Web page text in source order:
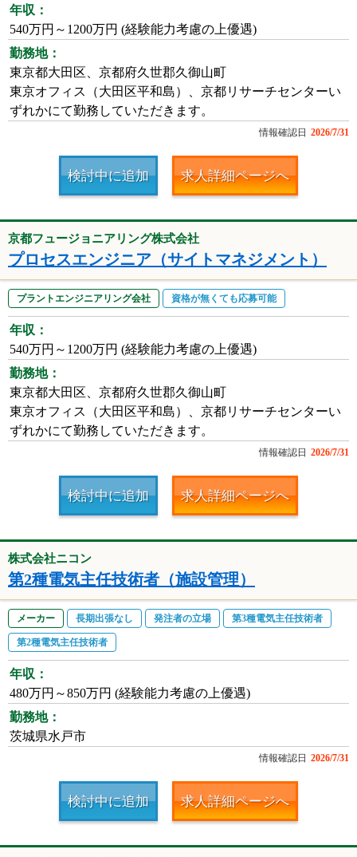
年収：
540万円～1200万円 (経験能力考慮の上優遇)
勤務地：
東京都大田区、京都府久世郡久御山町
東京オフィス（大田区平和島）、京都リサーチセンターい
ずれかにて勤務していただきます。
情報確認日 2026/7/31
検討中に追加 求人詳細ページへ
京都フュージョニアリング株式会社
プロセスエンジニア（サイトマネジメント）
プラントエンジニアリング会社 資格が無くても応募可能
年収：
540万円～1200万円 (経験能力考慮の上優遇)
勤務地：
東京都大田区、京都府久世郡久御山町
東京オフィス（大田区平和島）、京都リサーチセンターい
ずれかにて勤務していただきます。
情報確認日 2026/7/31
検討中に追加 求人詳細ページへ
株式会社ニコン
第2種電気主任技術者（施設管理）
メーカー 長期出張なし 発注者の立場 第3種電気主任技術者
第2種電気主任技術者
年収：
480万円～850万円 (経験能力考慮の上優遇)
勤務地：
茨城県水戸市
情報確認日 2026/7/31
検討中に追加 求人詳細ページへ